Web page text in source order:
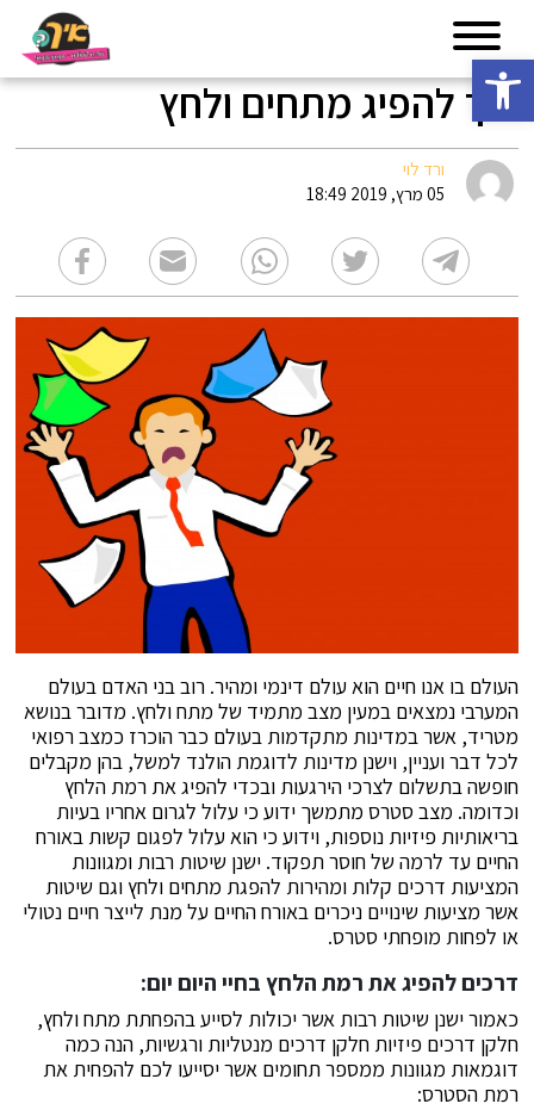
פתח סרגל נגישות
איך להפיג מתחים ולחץ
ורד לוי
05 מרץ, 2019 18:49
העולם בו אנו חיים הוא עולם דינמי ומהיר. רוב בני האדם בעולם
המערבי נמצאים במעין מצב מתמיד של מתח ולחץ. מדובר בנושא
מטריד, אשר במדינות מתקדמות בעולם כבר הוכרז כמצב רפואי
לכל דבר ועניין, וישנן מדינות לדוגמת הולנד למשל, בהן מקבלים
חופשה בתשלום לצרכי הירגעות ובכדי להפיג את רמת הלחץ
וכדומה. מצב סטרס מתמשך ידוע כי עלול לגרום אחריו בעיות
בריאותיות פיזיות נוספות, וידוע כי הוא עלול לפגום קשות באורח
החיים עד לרמה של חוסר תפקוד. ישנן שיטות רבות ומגוונות
המציעות דרכים קלות ומהירות להפגת מתחים ולחץ וגם שיטות
אשר מציעות שינויים ניכרים באורח החיים על מנת לייצר חיים נטולי
או לפחות מופחתי סטרס.
דרכים להפיג את רמת הלחץ בחיי היום יום:
כאמור ישנן שיטות רבות אשר יכולות לסייע בהפחתת מתח ולחץ,
חלקן דרכים פיזיות חלקן דרכים מנטליות ורגשיות, הנה כמה
דוגמאות מגוונות ממספר תחומים אשר יסייעו לכם להפחית את
רמת הסטרס: